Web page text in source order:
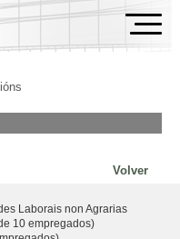
Volver
Laborais non Agrarias
10 empregados)